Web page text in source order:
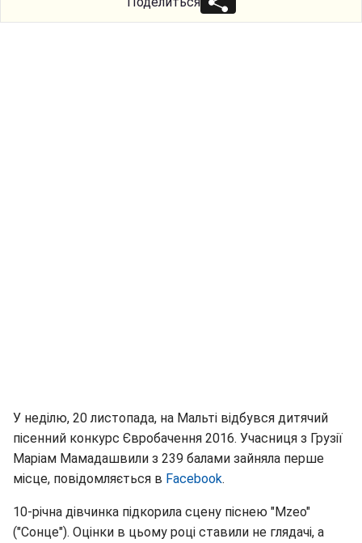
У неділю, 20 листопада, на Мальті відбувся дитячий
пісенний конкурс Євробачення 2016. Учасниця з Грузії
Маріам Мамадашвили з 239 балами зайняла перше
місце, повідомляється в Facebook.
10-річна дівчинка підкорила сцену піснею "Mzeo"
("Сонце"). Оцінки в цьому році ставили не глядачі, а